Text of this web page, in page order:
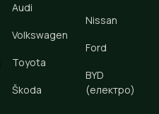
Audi
Volkswagen
Toyota
Škoda
Nissan
Ford
BYD
(електро)